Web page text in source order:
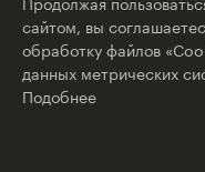
сайтом, вы
обработку файлов
данных метрических
Подобнее